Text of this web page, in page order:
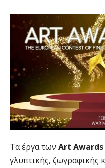
Τα έργα των Art Awards
γλυπτικής, ζωγραφικής